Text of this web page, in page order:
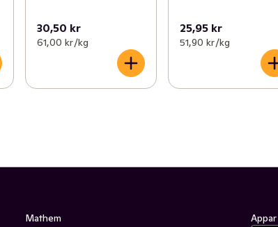
30,50 kr
61,00 kr /kg
25,95 kr
51,90 kr /kg
Mathem Appar